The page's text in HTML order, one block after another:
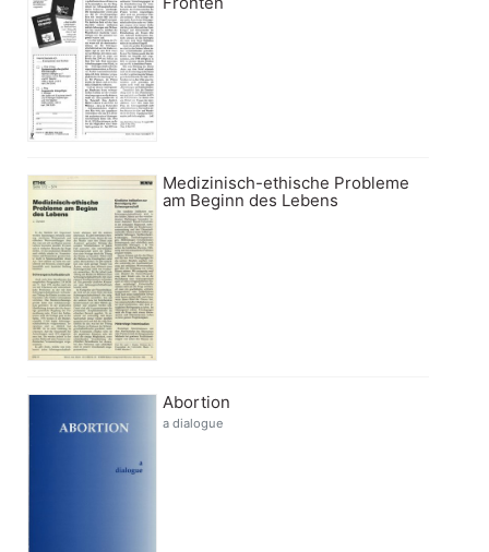
Medizinisch-ethische Probleme
am Beginn des Lebens
Abortion
a dialogue